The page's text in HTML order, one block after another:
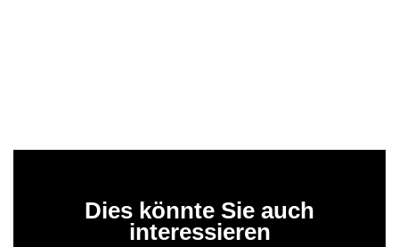
Dies könnte Sie auch
interessieren